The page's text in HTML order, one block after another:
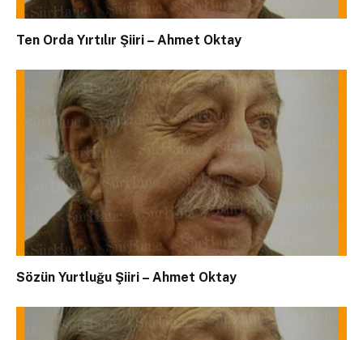
Ten Orda Yırtılır Şiiri – Ahmet Oktay
Sözün Yurtluğu Şiiri – Ahmet Oktay